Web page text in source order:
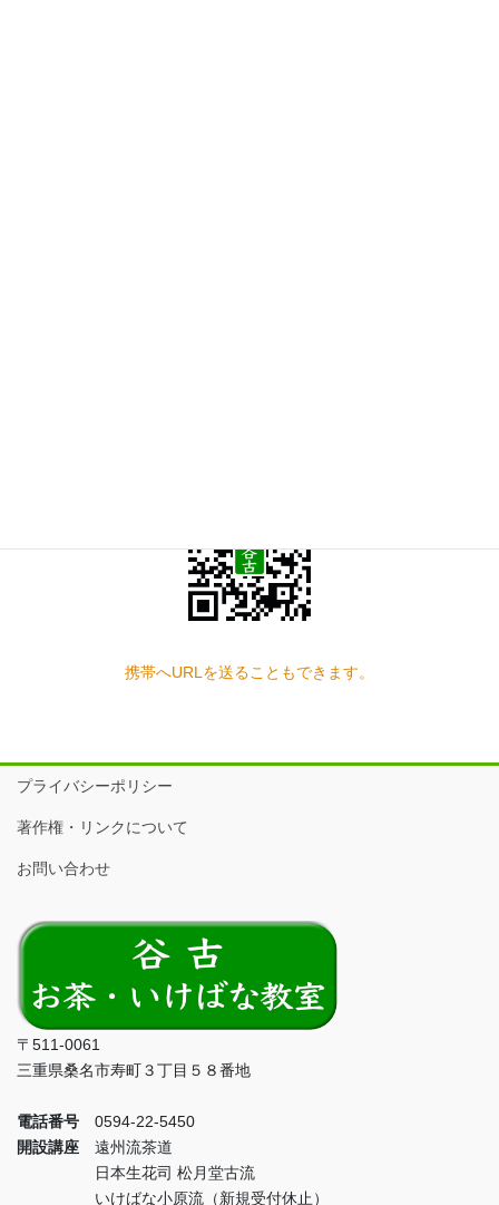
携帯へURLを送ることもできます。
プライバシーポリシー
著作権・リンクについて
お問い合わせ
〒511-0061
三重県桑名市寿町３丁目５８番地
電話番号 0594-22-5450
開設講座 遠州流茶道
日本生花司 松月堂古流
いけばな小原流（新規受付休止）